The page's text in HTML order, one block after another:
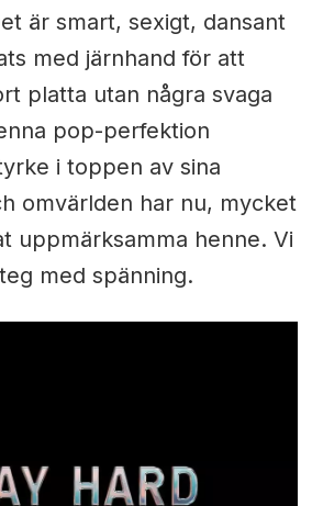
är smart, sexigt, dansant
med järnhand för att
platta utan några svaga
pop-perfektion
i toppen av sina
omvärlden har nu, mycket
uppmärksamma henne. Vi
med spänning.